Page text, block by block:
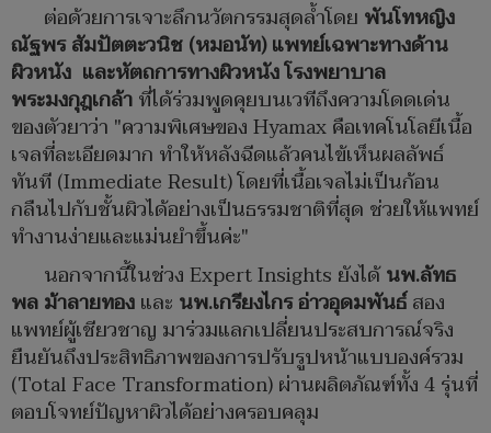
ต่อด้วยการเจาะลึกนวัตกรรมสุดล้ำโดย พันโทหญิง
ณัฐพร สัมปัตตะวนิช (หมอนัท) แพทย์เฉพาะทางด้าน
ผิวหนัง และหัตถการทางผิวหนัง โรงพยาบาล
พระมงกุฎเกล้าที่ได้ร่วมพูดคุยบนเวทีถึงความโดดเด่น
ของตัวยาว่า "ความพิเศษของ Hyamax คือเทคโนโลยีเนื้อ
เจลที่ละเอียดมาก ทำให้หลังฉีดแล้วคนไข้เห็นผลลัพธ์
ทันที (Immediate Result) โดยที่เนื้อเจลไม่เป็นก้อน
กลืนไปกับชั้นผิวได้อย่างเป็นธรรมชาติที่สุด ช่วยให้แพทย์
ทำงานง่ายและแม่นยำขึ้นค่ะ"
นอกจากนี้ในช่วง Expert Insights ยังได้นพ.ลัทธ
พล ม้าลายทองและ นพ.เกรียงไกร อ่าวอุดมพันธ์สอง
แพทย์ผู้เชียวชาญ มาร่วมแลกเปลี่ยนประสบการณ์จริง
ยืนยันถึงประสิทธิภาพของการปรับรูปหน้าแบบองค์รวม
(Total Face Transformation) ผ่านผลิตภัณฑ์ทั้ง 4 รุ่นที่
ตอบโจทย์ปัญหาผิวได้อย่างครอบคลุม